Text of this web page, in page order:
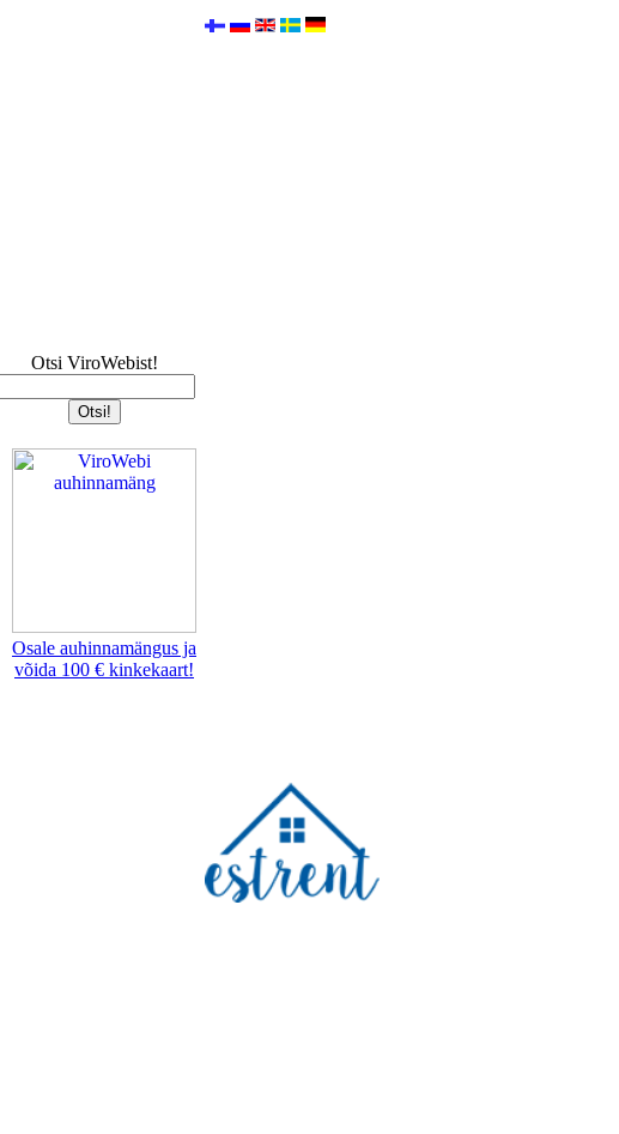
Otsi ViroWebist!
Osale auhinnamängus ja
võida 100 € kinkekaart!